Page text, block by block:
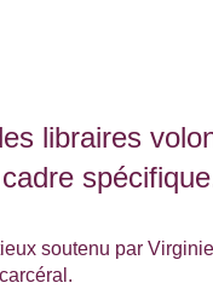
libraires
soutenu par